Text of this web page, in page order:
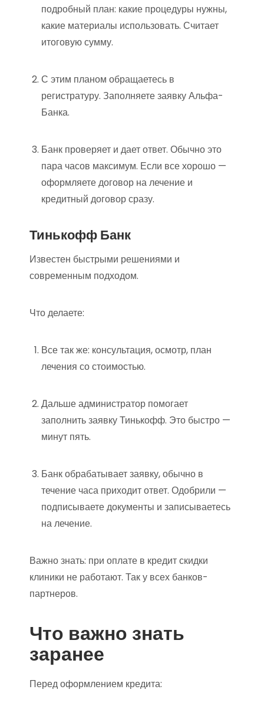
подробный план: какие процедуры нужны,
какие материалы использовать. Считает
итоговую сумму.
С этим планом обращаетесь в
регистратуру. Заполняете заявку Альфа-
Банка.
Банк проверяет и дает ответ. Обычно это
пара часов максимум. Если все хорошо —
оформляете договор на лечение и
кредитный договор сразу.
Тинькофф Банк
Известен быстрыми решениями и
современным подходом.
Что делаете:
Все так же: консультация, осмотр, план
лечения со стоимостью.
Дальше администратор помогает
заполнить заявку Тинькофф. Это быстро —
минут пять.
Банк обрабатывает заявку, обычно в
течение часа приходит ответ. Одобрили —
подписываете документы и записываетесь
на лечение.
Важно знать: при оплате в кредит скидки
клиники не работают. Так у всех банков-
партнеров.
Что важно знать
заранее
Перед оформлением кредита: